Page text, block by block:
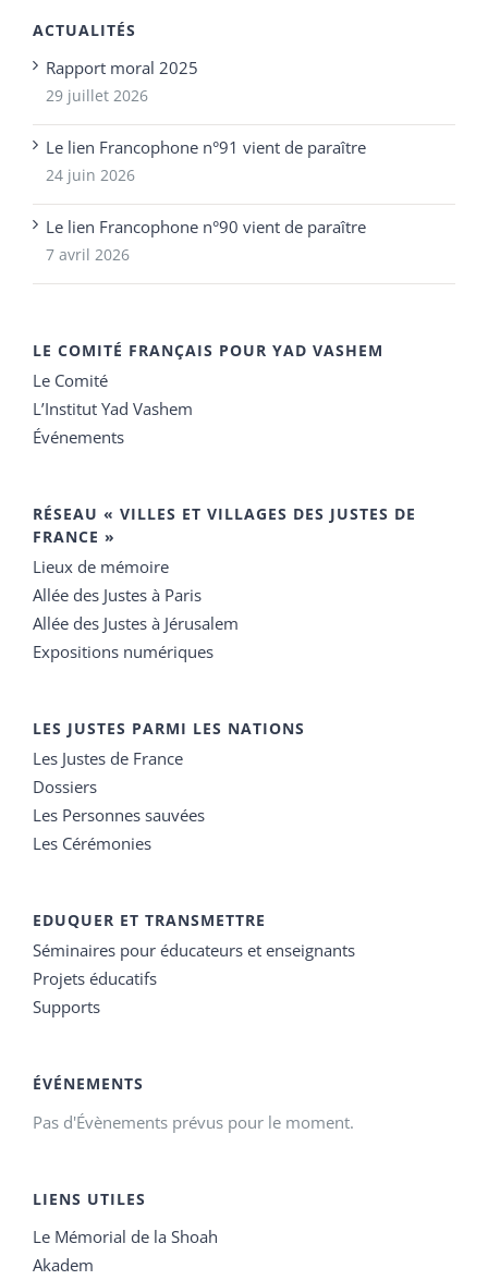
ACTUALITÉS
Rapport moral 2025
29 juillet 2026
Le lien Francophone n°91 vient de paraître
24 juin 2026
Le lien Francophone n°90 vient de paraître
7 avril 2026
LE COMITÉ FRANÇAIS POUR YAD VASHEM
Le Comité
L’Institut Yad Vashem
Événements
RÉSEAU « VILLES ET VILLAGES DES JUSTES DE
FRANCE »
Lieux de mémoire
Allée des Justes à Paris
Allée des Justes à Jérusalem
Expositions numériques
LES JUSTES PARMI LES NATIONS
Les Justes de France
Dossiers
Les Personnes sauvées
Les Cérémonies
EDUQUER ET TRANSMETTRE
Séminaires pour éducateurs et enseignants
Projets éducatifs
Supports
ÉVÉNEMENTS
Pas d'Évènements prévus pour le moment.
LIENS UTILES
Le Mémorial de la Shoah
Akadem